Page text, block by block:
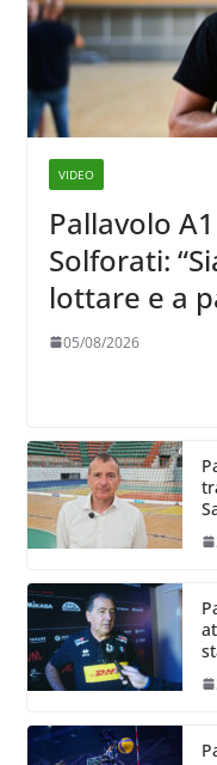
VIDEO
Pallavolo
Solforati:
lottare e a
primo giorno”
05/08/2026